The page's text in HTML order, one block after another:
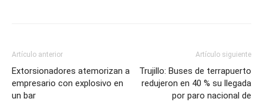
Artículo anterior
Extorsionadores atemorizan a
empresario con explosivo en
un bar
Artículo siguiente
Trujillo: Buses de terrapuerto
redujeron en 40 % su llegada
por paro nacional de